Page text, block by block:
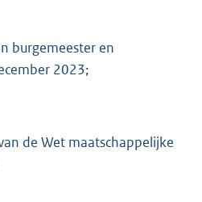
K
b
burgemeester en
2023;
de Wet maatschappelijke